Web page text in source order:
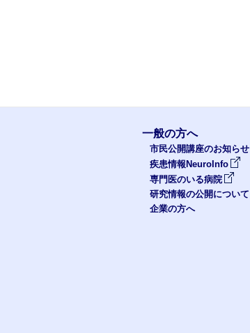
一般の方へ
市民公開講座のお知らせ
疾患情報NeuroInfo
専門医のいる病院
研究情報の公開について
企業の方へ